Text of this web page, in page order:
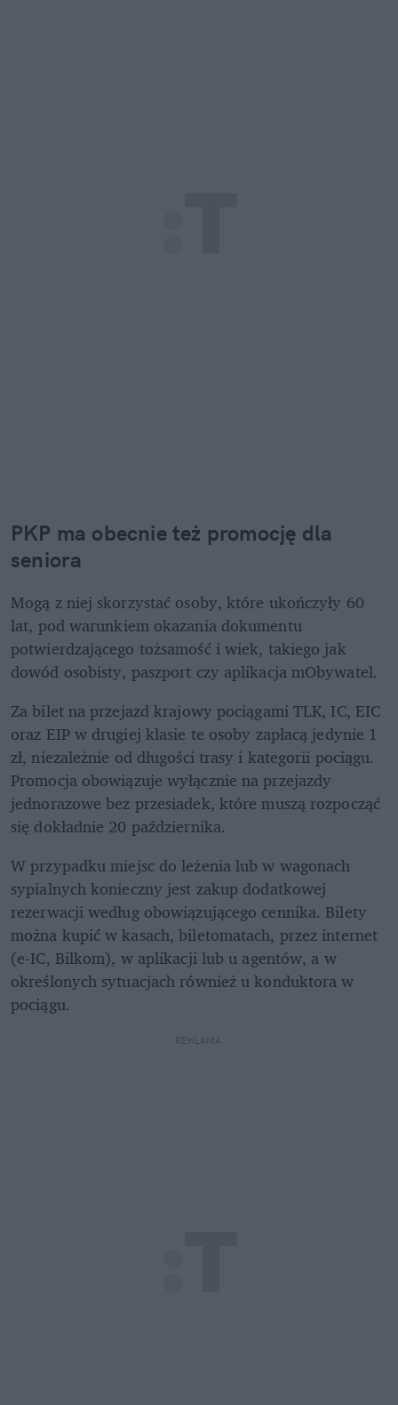
PKP ma obecnie też promocję dla
seniora
Mogą z niej skorzystać osoby, które ukończyły 60
lat, pod warunkiem okazania dokumentu
potwierdzającego tożsamość i wiek, takiego jak
dowód osobisty, paszport czy aplikacja mObywatel.
Za bilet na przejazd krajowy pociągami TLK, IC, EIC
oraz EIP w drugiej klasie te osoby zapłacą jedynie 1
zł, niezależnie od długości trasy i kategorii pociągu.
Promocja obowiązuje wyłącznie na przejazdy
jednorazowe bez przesiadek, które muszą rozpocząć
się dokładnie 20 października.
W przypadku miejsc do leżenia lub w wagonach
sypialnych konieczny jest zakup dodatkowej
rezerwacji według obowiązującego cennika. Bilety
można kupić w kasach, biletomatach, przez internet
(e-IC, Bilkom), w aplikacji lub u agentów, a w
określonych sytuacjach również u konduktora w
pociągu.
REKLAMA